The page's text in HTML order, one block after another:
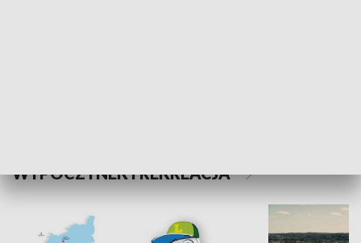
WYPOCZYNEK I REKREACJA